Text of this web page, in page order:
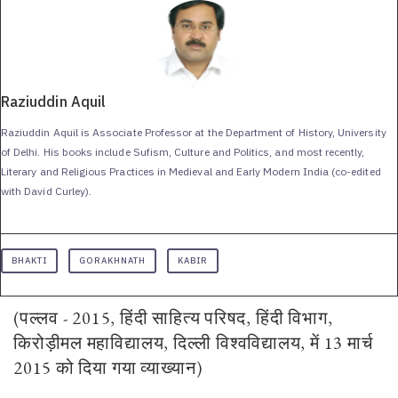
Raziuddin Aquil
Raziuddin Aquil is Associate Professor at the Department of History, University
of Delhi. His books include Sufism, Culture and Politics, and most recently,
Literary and Religious Practices in Medieval and Early Modern India (co-edited
with David Curley).
BHAKTI GORAKHNATH KABIR
(पल्लव - 2015, हिंदी साहित्य परिषद, हिंदी विभाग,
किरोड़ीमल महाविद्यालय, दिल्ली विश्वविद्यालय, में 13 मार्च
2015 को दिया गया व्याख्यान)